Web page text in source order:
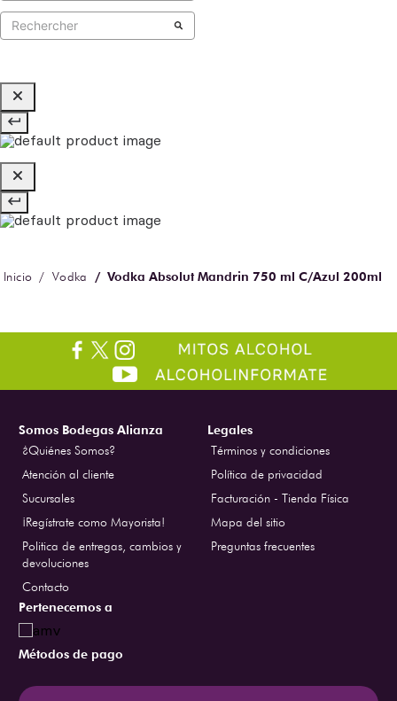
Vodka Vodka Absolut Mandrin 750 ml C/Azul 200ml
Somos Bodegas Alianza
¿Quiénes Somos?
Atención al cliente
Sucursales
¡Regístrate como Mayorista!
Politica de entregas, cambios y
devoluciones
Contacto
Legales
Términos y condiciones
Política de privacidad
Facturación - Tienda Física
Mapa del sitio
Preguntas frecuentes
Pertenecemos a
Métodos de pago